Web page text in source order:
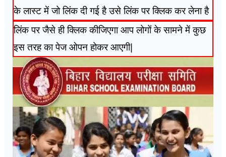
के लास्ट में जो लिंक दी गई है उसे लिंक पर क्लिक कर लेना है
लिंक पर जैसे ही क्लिक कीजिएगा आप लोगों के सामने में कुछ
इस तरह का पेज ओपन होकर आएगी|